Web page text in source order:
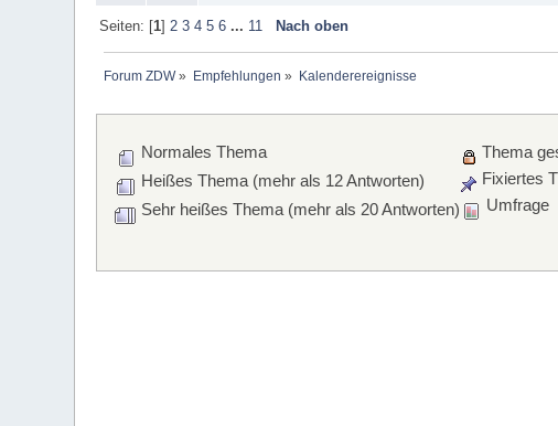
Seiten: [1] 2 3 4 5 6 ... 11 Nach oben
Forum ZDW» Empfehlungen » Kalenderereignisse
Normales Thema
Heißes Thema (mehr als 12 Antworten)
Sehr heißes Thema (mehr als 20 Antworten)
Thema
Fixiertes
Umfrage